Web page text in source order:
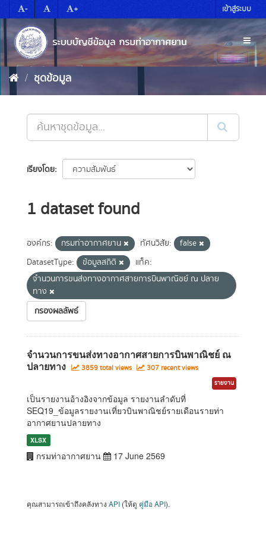
to
content
- + เข้าสู่ระบบ
ชุดข้อมูล
เรียงโดย
1 dataset found
องค์กร: กรมท่าอากาศยาน ทัศนวิสัย:
false
DatasetType:
ข้อมูลสถิติ
แท็ค:
จำนวนการขนส่งทางอากาศสายการบินพาณิชย์ ณ ปลาย
ทาง
กรองผลลัพธ์
จำนวนการขนส่งทางอากาศสายการบินพาณิชย์ ณ
ปลายทาง
3859 total views 307 recent views
รายงาน
เป็นรายงานอ้างอิงจากข้อมูล รายงานลำดับที่
SEQ19_ข้อมูลรายงานเที่ยวบินพาณิชย์รายเดือนรายท่า
อากาศยานปลายทาง
XLSX
กรมท่าอากาศยาน 17 June 2569
คุณสามารถเข้าถึงคลังทาง API (ให้ดู คู่มือ API).